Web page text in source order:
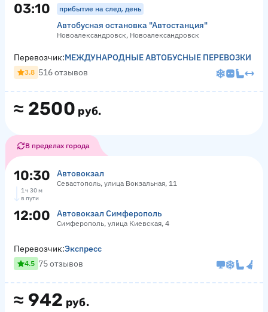
03:10 прибытие на след. день
Автобусная остановка "Автостанция"
Новоалександровск, Новоалександровск
≈ 2500 руб.
Перевозчик:МЕЖДУНАРОДНЫЕ АВТОБУСНЫЕ ПЕРЕВОЗКИ
3.8 516 отзывов
В пределах города
10:30 Автовокзал
Севастополь, улица Вокзальная, 11
1 ч 30 м
в пути
12:00 Автовокзал Симферополь
Симферополь, улица Киевская, 4
≈ 942 руб.
Перевозчик:Экспресс
4.5 75 отзывов